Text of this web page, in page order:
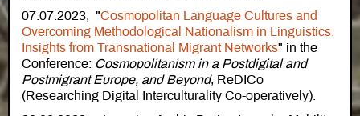
07.07.2023, "Cosmopolitan Language Cultures and
Overcoming Methodological Nationalism in Linguistics.
Insights from Transnational Migrant Networks" in the
Conference: Cosmopolitanism in a Postdigital and
Postmigrant Europe, and Beyond, ReDICo
(Researching Digital Interculturality Co-operatively).